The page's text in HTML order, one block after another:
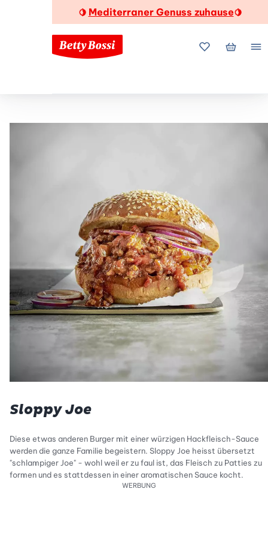
🍋 Mediterraner Genuss zuhause🍋
MeineMein
Sloppy Joe
Diese etwas anderen Burger mit einer würzigen Hackfleisch-Sauce
werden die ganze Familie begeistern. Sloppy Joe heisst übersetzt
"schlampiger Joe" - wohl weil er zu faul ist, das Fleisch zu Patties zu
formen und es stattdessen in einer aromatischen Sauce kocht.
WERBUNG